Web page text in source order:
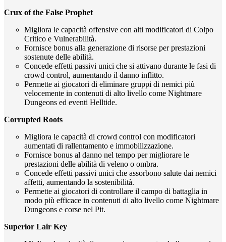
Crux of the False Prophet
Migliora le capacità offensive con alti modificatori di Colpo
Critico e Vulnerabilità.
Fornisce bonus alla generazione di risorse per prestazioni
sostenute delle abilità.
Concede effetti passivi unici che si attivano durante le fasi di
crowd control, aumentando il danno inflitto.
Permette ai giocatori di eliminare gruppi di nemici più
velocemente in contenuti di alto livello come Nightmare
Dungeons ed eventi Helltide.
Corrupted Roots
Migliora le capacità di crowd control con modificatori
aumentati di rallentamento e immobilizzazione.
Fornisce bonus al danno nel tempo per migliorare le
prestazioni delle abilità di veleno o ombra.
Concede effetti passivi unici che assorbono salute dai nemici
affetti, aumentando la sostenibilità.
Permette ai giocatori di controllare il campo di battaglia in
modo più efficace in contenuti di alto livello come Nightmare
Dungeons e corse nel Pit.
Superior Lair Key